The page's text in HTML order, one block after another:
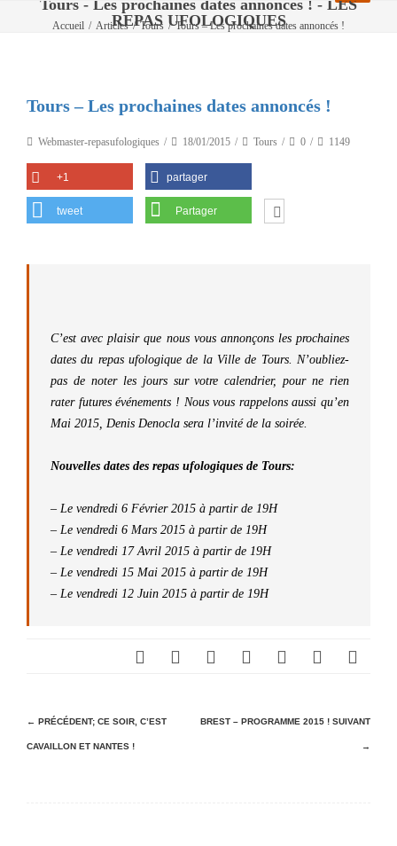
Tours - Les prochaines dates annoncés ! - LES
REPAS UFOLOGIQUES
Accueil / Articles / Tours / Tours – Les prochaines dates annoncés !
Tours – Les prochaines dates annoncés !
Webmaster-repasufologiques 18/01/2015 Tours 0 1149
+1 partager
tweet Partager
C’est avec plaisir que nous vous annonçons les prochaines
dates du repas ufologique de la Ville de Tours. N’oubliez-
pas de noter les jours sur votre calendrier, pour ne rien
rater futures événements ! Nous vous rappelons aussi qu’en
Mai 2015, Denis Denocla sera l’invité de la soirée.
Nouvelles dates des repas ufologiques de Tours:
– Le vendredi 6 Février 2015 à partir de 19H
– Le vendredi 6 Mars 2015 à partir de 19H
– Le vendredi 17 Avril 2015 à partir de 19H
– Le vendredi 15 Mai 2015 à partir de 19H
– Le vendredi 12 Juin 2015 à partir de 19H
N
a
← PRÉCÉDENT; CE SOIR, C’EST
CAVAILLON ET NANTES !
BREST – PROGRAMME 2015 ! SUIVANT
→